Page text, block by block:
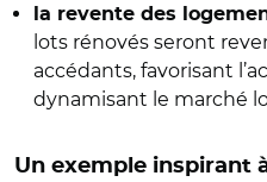
la revente des
lots rénovés seront
accédants, favorisant
dynamisant le marché
Un exemple inspirant